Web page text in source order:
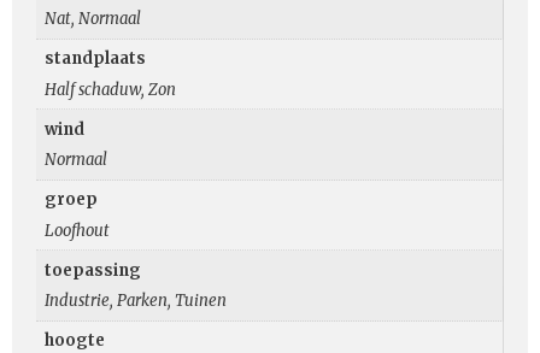
Nat, Normaal
standplaats
Half schaduw, Zon
wind
Normaal
groep
Loofhout
toepassing
Industrie, Parken, Tuinen
hoogte